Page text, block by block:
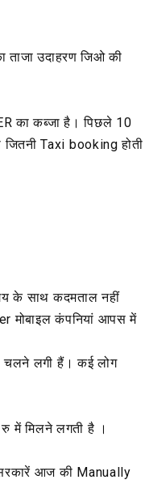
ताजा उदाहरण जिओ की
का कब्जा है। पिछले 10
Taxi booking होती
के साथ कदमताल नहीं
मोबाइल कंपनियां आपस में
चलने लगी हैं। कई लोग
में मिलने लगती है ।
आज की Manually